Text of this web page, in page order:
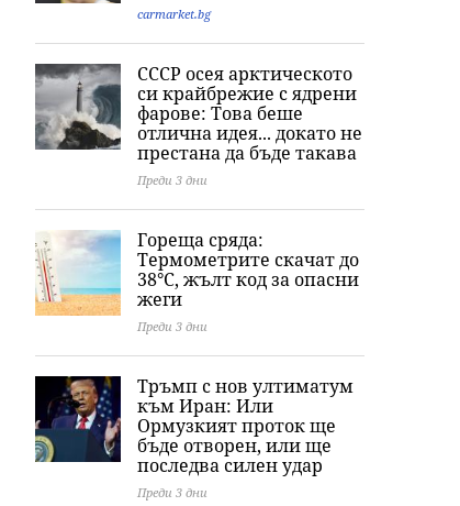
carmarket.bg
СССР осея арктическото
си крайбрежие с ядрени
фарове: Това беше
отлична идея... докато не
престана да бъде такава
Преди 3 дни
Гореща сряда:
Термометрите скачат до
38°C, жълт код за опасни
жеги
Преди 3 дни
Тръмп с нов ултиматум
към Иран: Или
Ормузкият проток ще
бъде отворен, или ще
последва силен удар
Преди 3 дни